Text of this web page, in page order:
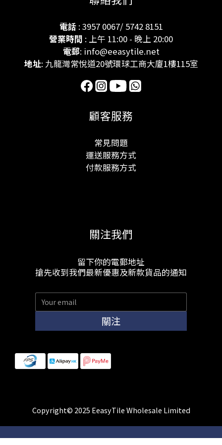
電話: 3957 0067/ 5742 8151
營業時間 : 上午 11:00 - 晚上 20:00
電郵: info@eeasytile.net
地址: 九龍灣常悅道20號環球工商大廈1樓115室
顧客服務
常見問題
運送服務方式
付款服務方式
關注我們
留下你的電郵地址
搶先收到我們最新優惠及新款貨品的通知
關注
Copyright© 2025 EeasyTile Wholesale Limited